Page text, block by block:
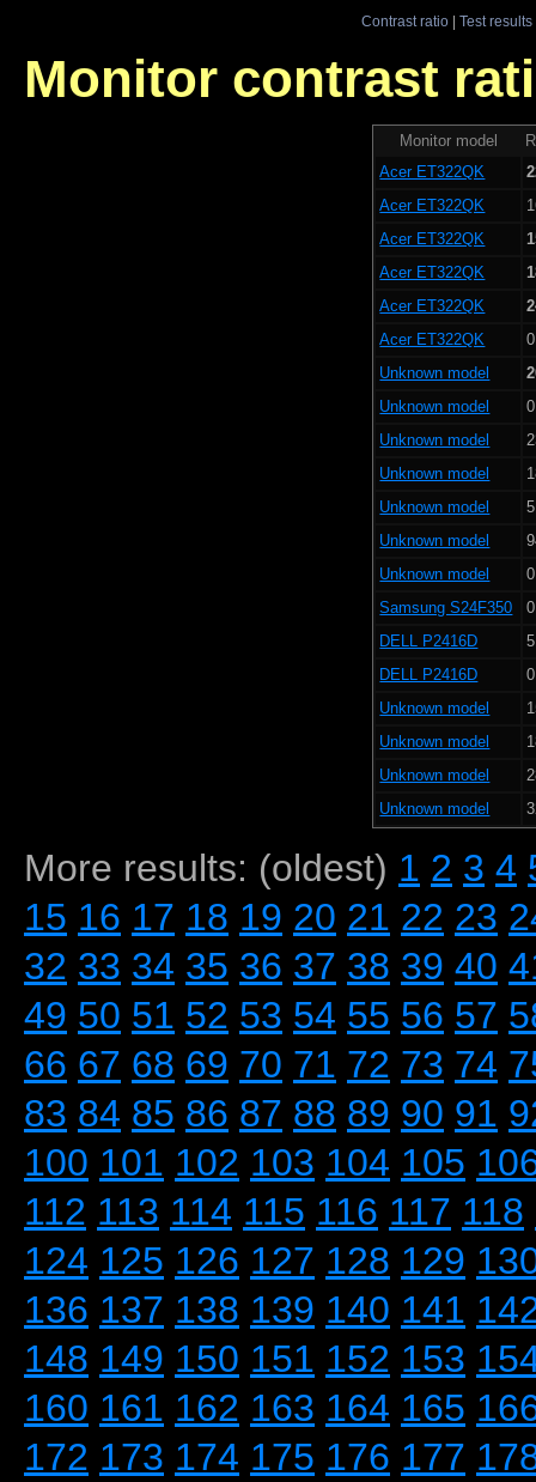
Contrast ratio| Test results
Monitor contrast
Monitor model
Acer ET322QK
Acer ET322QK
Acer ET322QK
Acer ET322QK
Acer ET322QK
Acer ET322QK
Unknown model
Unknown model
Unknown model
Unknown model
Unknown model
Unknown model
Unknown model
Samsung S24F350
DELL P2416D
DELL P2416D
Unknown model
Unknown model
Unknown model
Unknown model
More results: (oldest) 1 2 3 4
15 16 17 18 19 20 21 22 23
32 33 34 35 36 37 38 39 40
49 50 51 52 53 54 55 56 57
66 67 68 69 70 71 72 73 74
83 84 85 86 87 88 89 90 91
100 101 102 103 104 105
112 113 114 115 116 117 118
124 125 126 127 128 129
136 137 138 139 140 141
148 149 150 151 152 153
160 161 162 163 164 165
172 173 174 175 176 177